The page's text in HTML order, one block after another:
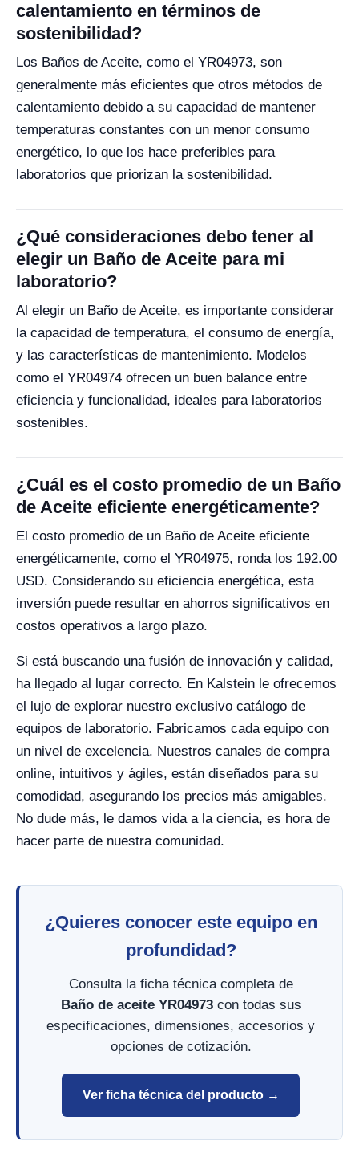
calentamiento en términos de
sostenibilidad?
Los Baños de Aceite, como el YR04973, son
generalmente más eficientes que otros métodos de
calentamiento debido a su capacidad de mantener
temperaturas constantes con un menor consumo
energético, lo que los hace preferibles para
laboratorios que priorizan la sostenibilidad.
¿Qué consideraciones debo tener al
elegir un Baño de Aceite para mi
laboratorio?
Al elegir un Baño de Aceite, es importante considerar
la capacidad de temperatura, el consumo de energía,
y las características de mantenimiento. Modelos
como el YR04974 ofrecen un buen balance entre
eficiencia y funcionalidad, ideales para laboratorios
sostenibles.
¿Cuál es el costo promedio de un Baño
de Aceite eficiente energéticamente?
El costo promedio de un Baño de Aceite eficiente
energéticamente, como el YR04975, ronda los 192.00
USD. Considerando su eficiencia energética, esta
inversión puede resultar en ahorros significativos en
costos operativos a largo plazo.
Si está buscando una fusión de innovación y calidad,
ha llegado al lugar correcto. En Kalstein le ofrecemos
el lujo de explorar nuestro exclusivo catálogo de
equipos de laboratorio. Fabricamos cada equipo con
un nivel de excelencia. Nuestros canales de compra
online, intuitivos y ágiles, están diseñados para su
comodidad, asegurando los precios más amigables.
No dude más, le damos vida a la ciencia, es hora de
hacer parte de nuestra comunidad.
¿Quieres conocer este equipo en
profundidad?
Consulta la ficha técnica completa de
Baño de aceite YR04973con todas sus
especificaciones, dimensiones, accesorios y
opciones de cotización.
Ver ficha técnica del producto →